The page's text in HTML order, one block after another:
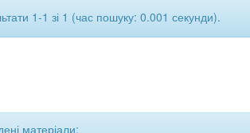
1-1 зі 1 (час пошуку: 0.001 секунди).
матеріали: